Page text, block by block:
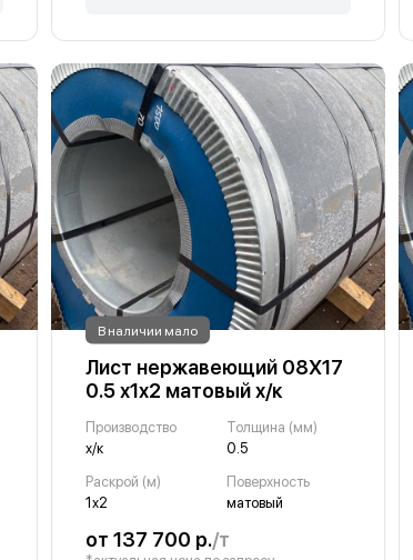
В наличии мало
Лист нержавеющий 08Х17
0.5 х1х2 матовый х/к
Производство
х/к
Толщина (мм)
0.5
Раскрой (м)
1х2
Поверхность
матовый
от 137 700 р./т